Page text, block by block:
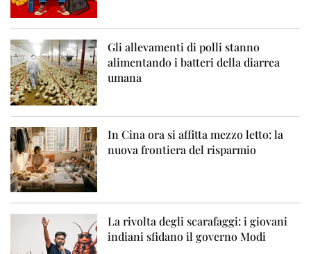
Gli allevamenti di polli stanno
alimentando i batteri della diarrea
umana
In Cina ora si affitta mezzo letto: la
nuova frontiera del risparmio
La rivolta degli scarafaggi: i giovani
indiani sfidano il governo Modi